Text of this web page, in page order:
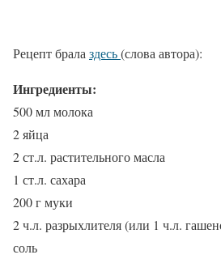
Рецепт брала здесь(слова автора):
Ингредиенты:
500 мл молока
2 яйца
2 ст.л. растительного масла
1 ст.л. сахара
200 г муки
2 ч.л. разрыхлителя (или 1 ч.л.
соль